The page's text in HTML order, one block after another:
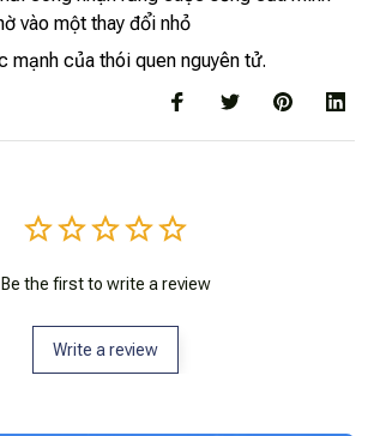
vào một thay đổi nhỏ
mạnh của thói quen nguyên tử.
Be the first to write a review
Write a review